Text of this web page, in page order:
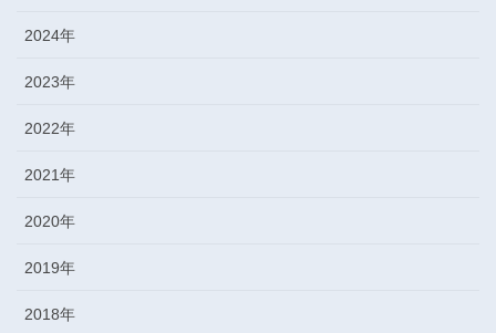
2024年
2023年
2022年
2021年
2020年
2019年
2018年